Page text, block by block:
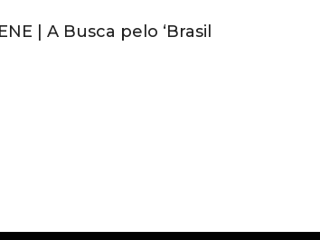
| A Busca pelo ‘Brasil